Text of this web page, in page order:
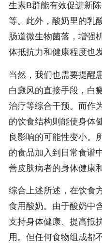
生素B群能有效促进新
等。此外，酸奶里的乳
肠道微生物菌落，增强
体抵抗力和健康程度也
当然，我们也需要提醒
白癜风的直接手段，白
治疗等综合干预。而作
的饮食结构则能使身体
良影响的可能性变小。
的食品加入到日常食谱
善皮肤病者的身体健康
综合上述所述，在饮食
食用酸奶。由于酸奶中
支持身体健康、提高抵
用。但任何食物组成都